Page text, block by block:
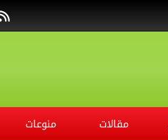
مقالات منوعات